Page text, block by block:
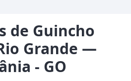
de Guincho
Grande —
- GO